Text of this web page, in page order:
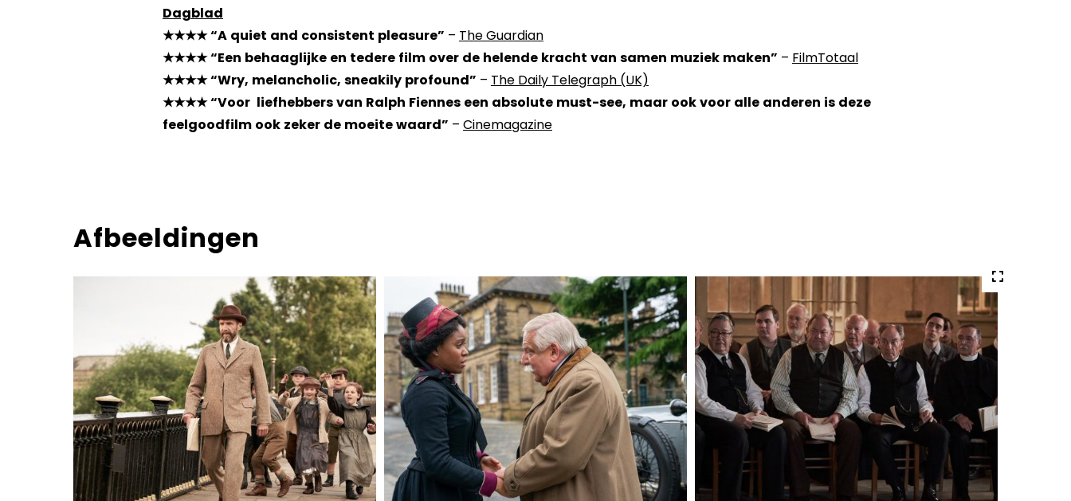
Dagblad
★★★★ “A quiet and consistent pleasure” – The Guardian
★★★★ “Een behaaglijke en tedere film over de helende kracht van samen muziek maken” – FilmTotaal
★★★★ “Wry, melancholic, sneakily profound” – The Daily Telegraph (UK)
★★★★ “Voor liefhebbers van Ralph Fiennes een absolute must-see, maar ook voor alle anderen is deze
feelgoodfilm ook zeker de moeite waard” – Cinemagazine
Afbeeldingen
Volledige